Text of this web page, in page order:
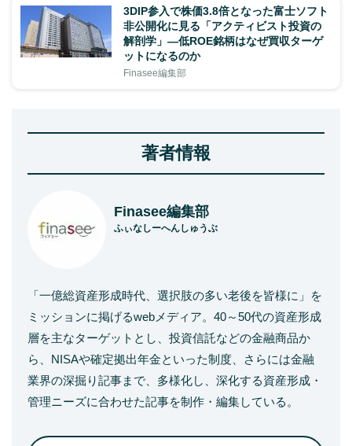
3DIP参入で株価3.8倍となった富士ソフト
非公開化に見る「アクティビスト投資の
解剖学」—低ROE銘柄はなぜ買収ターゲ
ットになるのか
Finasee編集部
著者情報
Finasee編集部
ふぃなしーへんしゅうぶ
「一億総資産形成時代、選択肢の多い老後を皆様に」を
ミッションに掲げるwebメディア。40～50代の資産形成
層を主なターゲットとし、投資信託などの金融商品か
ら、NISAや確定拠出年金といった制度、さらには金融
業界の深掘り記事まで、多様化し、深化する資産形成・
管理ニーズに合わせた記事を制作・編集している。